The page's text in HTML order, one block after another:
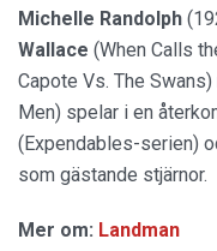
Michelle Randolph
Wallace (When Calls
Capote Vs. The Swans)
Men) spelar i en
(Expendables-serien)
som gästande stjärnor.
Mer om: Landman